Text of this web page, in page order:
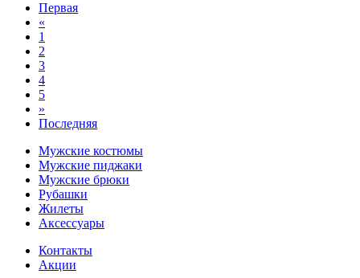
Первая
«
1
2
3
4
5
»
Последняя
Мужские костюмы
Мужские пиджаки
Мужские брюки
Рубашки
Жилеты
Аксессуары
Контакты
Акции